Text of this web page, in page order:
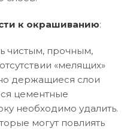
к окрашиванию:
чистым, прочным,
«мелящих»
держащиеся слои
цементные
необходимо удалить.
могут повлиять